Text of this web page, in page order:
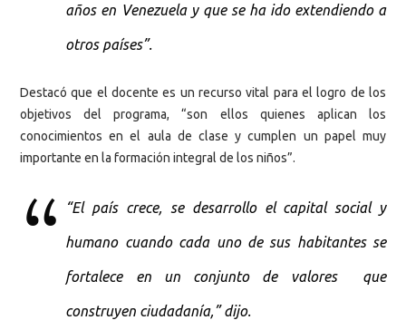
años en Venezuela y que se ha ido extendiendo a
otros países”.
Destacó que el docente es un recurso vital para el logro de los
objetivos del programa, “son ellos quienes aplican los
conocimientos en el aula de clase y cumplen un papel muy
importante en la formación integral de los niños”.
“El país crece, se desarrollo el capital social y
humano cuando cada uno de sus habitantes se
fortalece en un conjunto de valores que
construyen ciudadanía,” dijo.